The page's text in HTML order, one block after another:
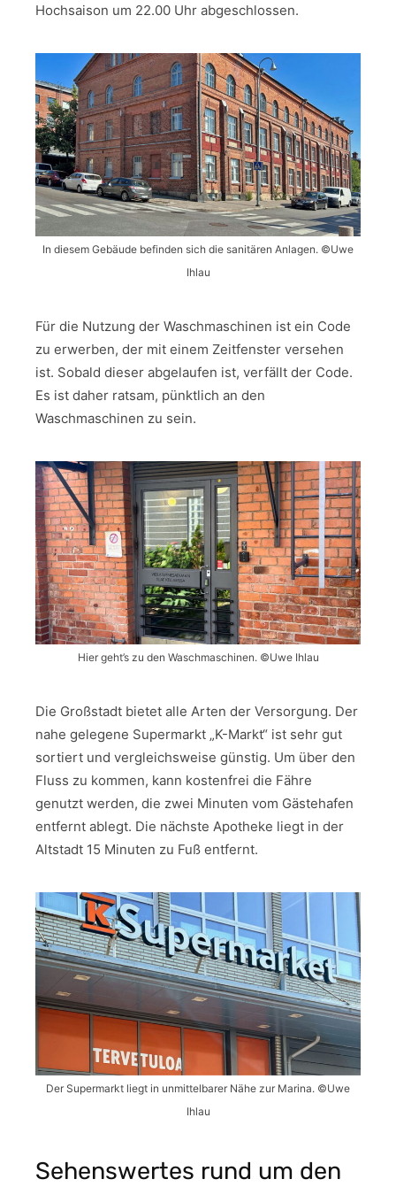
Hochsaison um 22.00 Uhr abgeschlossen.
In diesem Gebäude befinden sich die sanitären Anlagen. ©Uwe
Ihlau
Für die Nutzung der Waschmaschinen ist ein Code
zu erwerben, der mit einem Zeitfenster versehen
ist. Sobald dieser abgelaufen ist, verfällt der Code.
Es ist daher ratsam, pünktlich an den
Waschmaschinen zu sein.
Hier geht’s zu den Waschmaschinen. ©Uwe Ihlau
Die Großstadt bietet alle Arten der Versorgung. Der
nahe gelegene Supermarkt „K-Markt“ ist sehr gut
sortiert und vergleichsweise günstig. Um über den
Fluss zu kommen, kann kostenfrei die Fähre
genutzt werden, die zwei Minuten vom Gästehafen
entfernt ablegt. Die nächste Apotheke liegt in der
Altstadt 15 Minuten zu Fuß entfernt.
Der Supermarkt liegt in unmittelbarer Nähe zur Marina. ©Uwe
Ihlau
Sehenswertes rund um den